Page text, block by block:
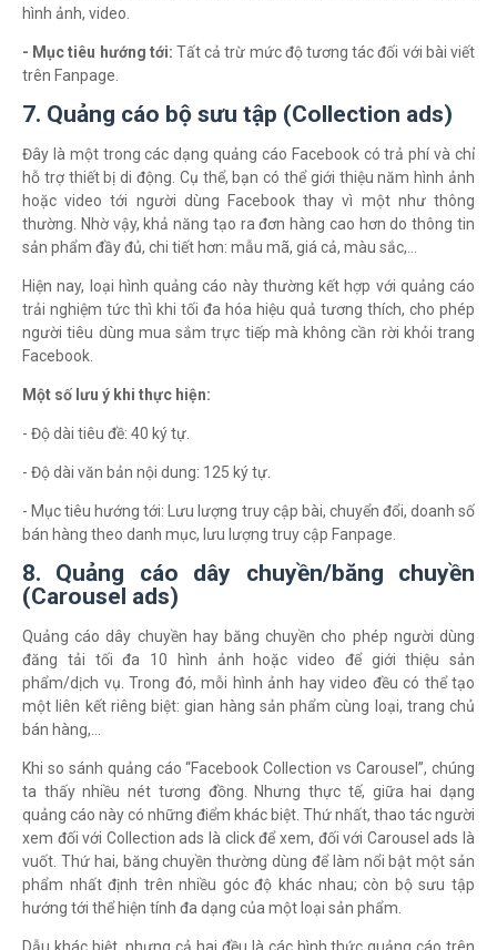
hình ảnh, video.
- Mục tiêu hướng tới: Tất cả trừ mức độ tương tác đối với bài viết
trên Fanpage.
7. Quảng cáo bộ sưu tập (Collection ads)
Đây là một trong các dạng quảng cáo Facebook có trả phí và chỉ
hỗ trợ thiết bị di động. Cụ thể, bạn có thể giới thiệu năm hình ảnh
hoặc video tới người dùng Facebook thay vì một như thông
thường. Nhờ vậy, khả năng tạo ra đơn hàng cao hơn do thông tin
sản phẩm đầy đủ, chi tiết hơn: mẫu mã, giá cả, màu sắc,…
Hiện nay, loại hình quảng cáo này thường kết hợp với quảng cáo
trải nghiệm tức thì khi tối đa hóa hiệu quả tương thích, cho phép
người tiêu dùng mua sắm trực tiếp mà không cần rời khỏi trang
Facebook.
Một số lưu ý khi thực hiện:
- Độ dài tiêu đề: 40 ký tự.
- Độ dài văn bản nội dung: 125 ký tự.
- Mục tiêu hướng tới: Lưu lượng truy cập bài, chuyển đổi, doanh số
bán hàng theo danh mục, lưu lượng truy cập Fanpage.
8. Quảng cáo dây chuyền/băng chuyền
(Carousel ads)
Quảng cáo dây chuyền hay băng chuyền cho phép người dùng
đăng tải tối đa 10 hình ảnh hoặc video để giới thiệu sản
phẩm/dịch vụ. Trong đó, mỗi hình ảnh hay video đều có thể tạo
một liên kết riêng biệt: gian hàng sản phẩm cùng loại, trang chủ
bán hàng,…
Khi so sánh quảng cáo “Facebook Collection vs Carousel”, chúng
ta thấy nhiều nét tương đồng. Nhưng thực tế, giữa hai dạng
quảng cáo này có những điểm khác biệt. Thứ nhất, thao tác người
xem đối với Collection ads là click để xem, đối với Carousel ads là
vuốt. Thứ hai, băng chuyền thường dùng để làm nổi bật một sản
phẩm nhất định trên nhiều góc độ khác nhau; còn bộ sưu tập
hướng tới thể hiện tính đa dạng của một loại sản phẩm.